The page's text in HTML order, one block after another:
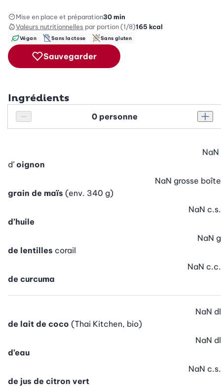
Mise en place et préparation30 min
Valeurs nutritionnelles par portion (1/8)165 kcal
Végan Sans lactose Sans gluten
Sauvegarder
Ingrédients
Réduire le nombre de personnes
Personnes
d’ oignon
NaN
grain de maïs (env. 340 g)
NaN grosse boîte
d’huile
NaN c.s.
de lentilles corail
NaN g
de curcuma
NaN c.c.
de lait de coco (Thai Kitchen, bio)
NaN dl
d’eau
NaN dl
de jus de citron vert
NaN c.s.